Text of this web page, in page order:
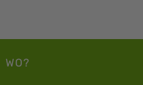
WO?